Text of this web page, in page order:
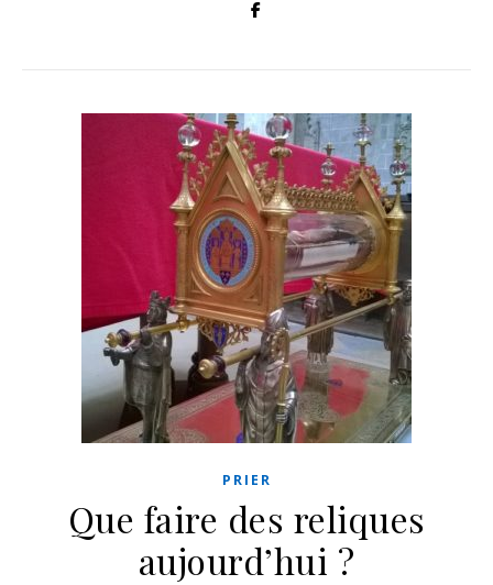
PRIER
Que faire des reliques
aujourd’hui ?